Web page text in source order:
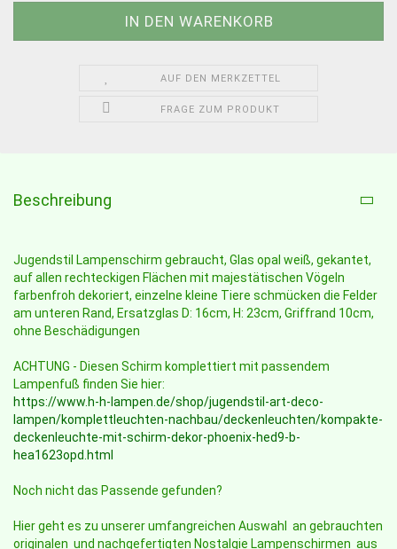
AUF DEN MERKZETTEL
FRAGE ZUM PRODUKT
Beschreibung
Jugendstil Lampenschirm gebraucht, Glas opal weiß, gekantet,
auf allen rechteckigen Flächen mit majestätischen Vögeln
farbenfroh dekoriert, einzelne kleine Tiere schmücken die Felder
am unteren Rand, Ersatzglas D: 16cm, H: 23cm, Griffrand 10cm,
ohne Beschädigungen
ACHTUNG - Diesen Schirm komplettiert mit passendem
Lampenfuß finden Sie hier:
https://www.h-h-lampen.de/shop/jugendstil-art-deco-
lampen/komplettleuchten-nachbau/deckenleuchten/kompakte-
deckenleuchte-mit-schirm-dekor-phoenix-hed9-b-
hea1623opd.html
Noch nicht das Passende gefunden?
Hier geht es zu unserer umfangreichen Auswahl an gebrauchten
originalen und nachgefertigten Nostalgie Lampenschirmen aus